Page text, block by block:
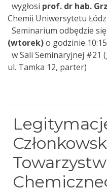
wygłosi prof. dr hab.
Chemii Uniwersytetu
Seminarium odbędzie
(wtorek)o godzinie
w Sali Seminaryjnej #21
ul. Tamka 12, parter)